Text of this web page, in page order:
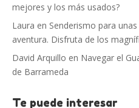
mejores y los más usados?
Laura en Senderismo para
aventura. Disfruta de los
David Arquillo en Navegar el
de Barrameda
Te puede interesar